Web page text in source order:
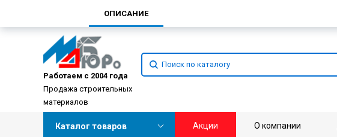
Работаем с 2004 года
Продажа строительных
материалов
Каталог товаров Акции О компании
ОПИСАНИЕ